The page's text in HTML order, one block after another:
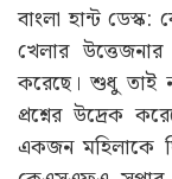
বাংলা হান্ট
খেলার
করেছে। শুধু তাই
প্রশ্নের উদ্রেক
একজন মহিলাকে